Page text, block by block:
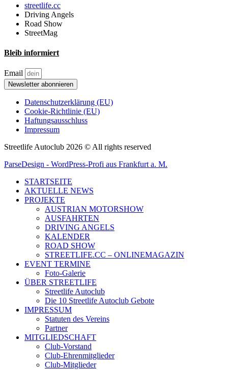
streetlife.cc
Driving Angels
Road Show
StreetMag
Bleib informiert
Email
Newsletter abonnieren
Datenschutzerklärung (EU)
Cookie-Richtlinie (EU)
Haftungsausschluss
Impressum
Streetlife Autoclub 2026 © All rights reserved
ParseDesign - WordPress-Profi aus Frankfurt a. M.
STARTSEITE
AKTUELLE NEWS
PROJEKTE
AUSTRIAN MOTORSHOW
AUSFAHRTEN
DRIVING ANGELS
KALENDER
ROAD SHOW
STREETLIFE.CC – ONLINEMAGAZIN
EVENT TERMINE
Foto-Galerie
ÜBER STREETLIFE
Streetlife Autoclub
Die 10 Streetlife Autoclub Gebote
IMPRESSUM
Statuten des Vereins
Partner
MITGLIEDSCHAFT
Club-Vorstand
Club-Ehrenmitglieder
Club-Mitglieder